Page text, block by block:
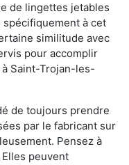
de lingettes jetables
à cet
similitude avec
pour accomplir
à Saint-Trojan-les-
de toujours prendre
par le fabricant sur
Pensez à
peuvent